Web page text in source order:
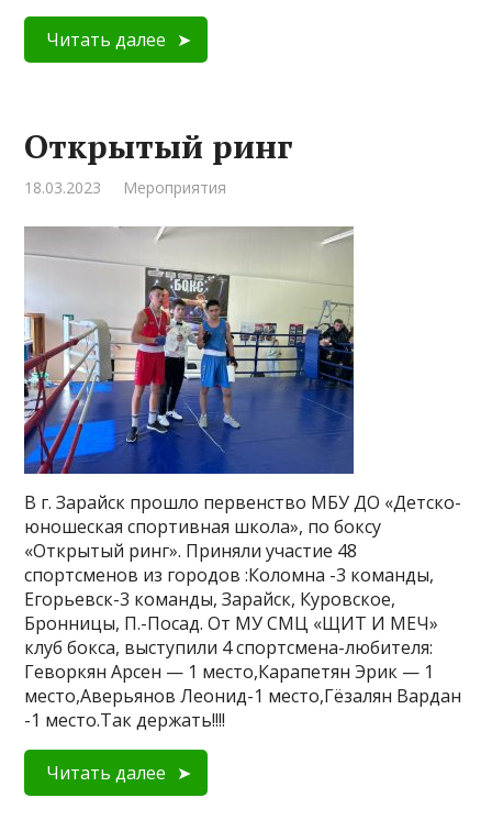
Читать далее
Открытый ринг
18.03.2023 Мероприятия
В г. Зарайск прошло первенство МБУ ДО «Детско-
юношеская спортивная школа», по боксу
«Открытый ринг». Приняли участие 48
спортсменов из городов :Коломна -3 команды,
Егорьевск-3 команды, Зарайск, Куровское,
Бронницы, П.-Посад. От МУ СМЦ «ЩИТ И МЕЧ»
клуб бокса, выступили 4 спортсмена-любителя:
Геворкян Арсен — 1 место,Карапетян Эрик — 1
место,Аверьянов Леонид-1 место,Гёзалян Вардан
-1 место.Так держать!!!!
Читать далее